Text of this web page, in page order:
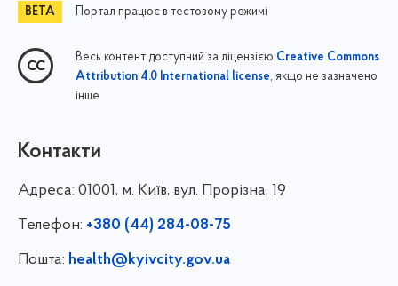
Портал працює в тестовому режимі
Весь контент доступний за ліцензією Creative Commons
Attribution 4.0 International license, якщо не зазначено
інше
Контакти
Адреса: 01001, м. Київ, вул. Прорізна, 19
Телефон: +380 (44) 284-08-75
Пошта: health@kyivcity.gov.ua